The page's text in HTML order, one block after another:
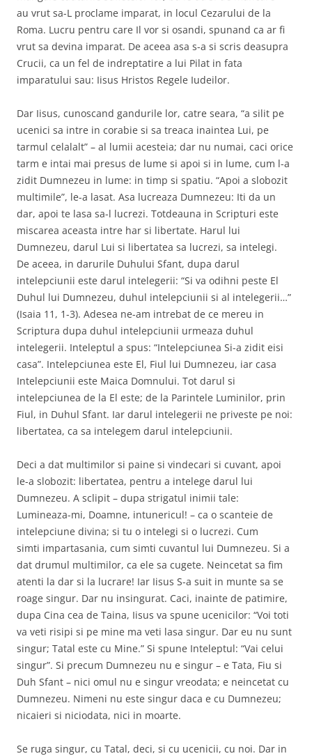
au vrut sa-L proclame imparat, in locul Cezarului de la
Roma. Lucru pentru care Il vor si osandi, spunand ca ar fi
vrut sa devina imparat. De aceea asa s-a si scris deasupra
Crucii, ca un fel de indreptatire a lui Pilat in fata
imparatului sau: Iisus Hristos Regele Iudeilor.
Dar Iisus, cunoscand gandurile lor, catre seara, “a silit pe
ucenici sa intre in corabie si sa treaca inaintea Lui, pe
tarmul celalalt” – al lumii acesteia; dar nu numai, caci orice
tarm e intai mai presus de lume si apoi si in lume, cum l-a
zidit Dumnezeu in lume: in timp si spatiu. “Apoi a slobozit
multimile”, le-a lasat. Asa lucreaza Dumnezeu: Iti da un
dar, apoi te lasa sa-l lucrezi. Totdeauna in Scripturi este
miscarea aceasta intre har si libertate. Harul lui
Dumnezeu, darul Lui si libertatea sa lucrezi, sa intelegi.
De aceea, in darurile Duhului Sfant, dupa darul
intelepciunii este darul intelegerii: “Si va odihni peste El
Duhul lui Dumnezeu, duhul intelepciunii si al intelegerii…”
(Isaia 11, 1-3). Adesea ne-am intrebat de ce mereu in
Scriptura dupa duhul intelepciunii urmeaza duhul
intelegerii. Inteleptul a spus: “Intelepciunea Si-a zidit eisi
casa”. Intelepciunea este El, Fiul lui Dumnezeu, iar casa
Intelepciunii este Maica Domnului. Tot darul si
intelepciunea de la El este; de la Parintele Luminilor, prin
Fiul, in Duhul Sfant. Iar darul intelegerii ne priveste pe noi:
libertatea, ca sa intelegem darul intelepciunii.
Deci a dat multimilor si paine si vindecari si cuvant, apoi
le-a slobozit: libertatea, pentru a intelege darul lui
Dumnezeu. A sclipit – dupa strigatul inimii tale:
Lumineaza-mi, Doamne, intunericul! – ca o scanteie de
intelepciune divina; si tu o intelegi si o lucrezi. Cum
simti impartasania, cum simti cuvantul lui Dumnezeu. Si a
dat drumul multimilor, ca ele sa cugete. Neincetat sa fim
atenti la dar si la lucrare! Iar Iisus S-a suit in munte sa se
roage singur. Dar nu insingurat. Caci, inainte de patimire,
dupa Cina cea de Taina, Iisus va spune ucenicilor: “Voi toti
va veti risipi si pe mine ma veti lasa singur. Dar eu nu sunt
singur; Tatal este cu Mine.” Si spune Inteleptul: “Vai celui
singur”. Si precum Dumnezeu nu e singur – e Tata, Fiu si
Duh Sfant – nici omul nu e singur vreodata; e neincetat cu
Dumnezeu. Nimeni nu este singur daca e cu Dumnezeu;
nicaieri si niciodata, nici in moarte.
Se ruga singur, cu Tatal, deci, si cu ucenicii, cu noi. Dar in